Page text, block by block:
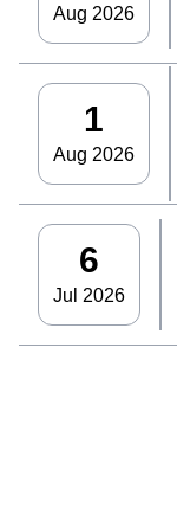
Aug 2026
1
Aug 2026
6
Jul 2026